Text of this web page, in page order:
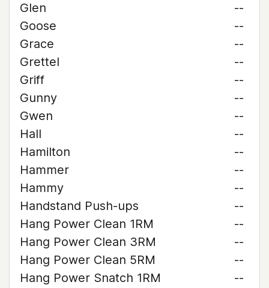
Glen
--
Goose
--
Grace
--
Grettel
--
Griff
--
Gunny
--
Gwen
--
Hall
--
Hamilton
--
Hammer
--
Hammy
--
Handstand Push-ups
--
Hang Power Clean 1RM
--
Hang Power Clean 3RM
--
Hang Power Clean 5RM
--
Hang Power Snatch 1RM
--